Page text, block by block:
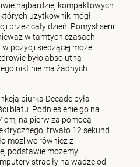
najbardziej kompaktowych
użytkownik mógł
przez cały dzień. Pomysł serii
w tamtych czasach
pozycji siedzącej może
było absolutną
nikt nie ma żadnych
biurka Decade była
blatu. Podniesienie go na
cm, najpierw za pomocą
trwało 12 sekund.
możliwe również z
podstawie możemy
straciły na wadze od